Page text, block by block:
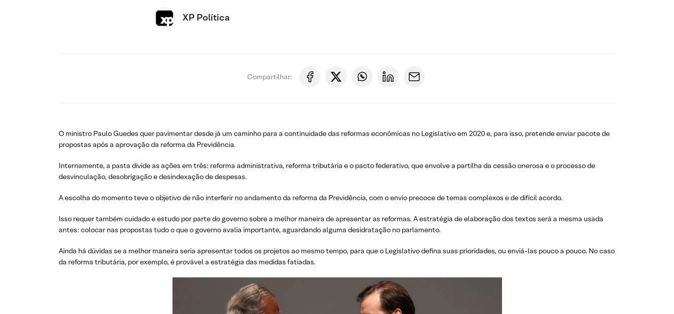
XP Política
Compartilhar:
O ministro Paulo Guedes quer pavimentar desde já um caminho para a continuidade das reformas econômicas no Legislativo em 2020 e, para isso, pretende enviar pacote de
propostas após a aprovação da reforma da Previdência.
Internamente, a pasta divide as ações em três: reforma administrativa, reforma tributária e o pacto federativo, que envolve a partilha da cessão onerosa e o processo de
desvinculação, desobrigação e desindexação de despesas.
A escolha do momento teve o objetivo de não interferir no andamento da reforma da Previdência, com o envio precoce de temas complexos e de difícil acordo.
Isso requer também cuidado e estudo por parte do governo sobre a melhor maneira de apresentar as reformas. A estratégia de elaboração dos textos será a mesma usada
antes: colocar nas propostas tudo o que o governo avalia importante, aguardando alguma desidratação no parlamento.
Ainda há dúvidas se a melhor maneira seria apresentar todos os projetos ao mesmo tempo, para que o Legislativo defina suas prioridades, ou enviá-las pouco a pouco. No caso
da reforma tributária, por exemplo, é provável a estratégia das medidas fatiadas.